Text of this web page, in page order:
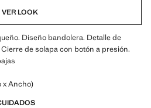
VER LOOK
Diseño bandolera. Detalle de
de solapa con botón a presión.
x Ancho)